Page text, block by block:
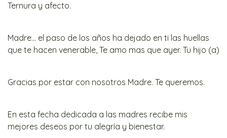
Ternura y afecto.
Madre… el paso de los años ha dejado en ti las huellas
que te hacen venerable, Te amo mas que ayer. Tu hijo (a)
Gracias por estar con nosotros Madre. Te queremos.
En esta fecha dedicada a las madres recibe mis
mejores deseos por tu alegría y bienestar.